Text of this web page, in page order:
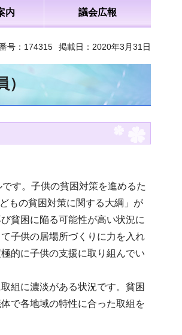
内 議会広報
号：174315 掲載日：2020年3月31日
す。子供の貧困対策を進めるた
もの貧困対策に関する大綱」が
貧困に陥る可能性が高い状況に
子供の居場所づくりに力を入れ
的に子供の支援に取り組んでい
組に濃淡がある状況です。貧困
で各地域の特性に合った取組を